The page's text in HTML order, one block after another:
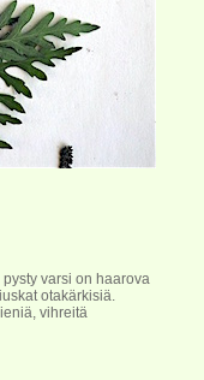
varsi on haarova
otakärkisiä.
vihreitä